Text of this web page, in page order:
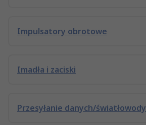
Impulsatory obrotowe
Imadła i zaciski
Przesyłanie danych/światłowody